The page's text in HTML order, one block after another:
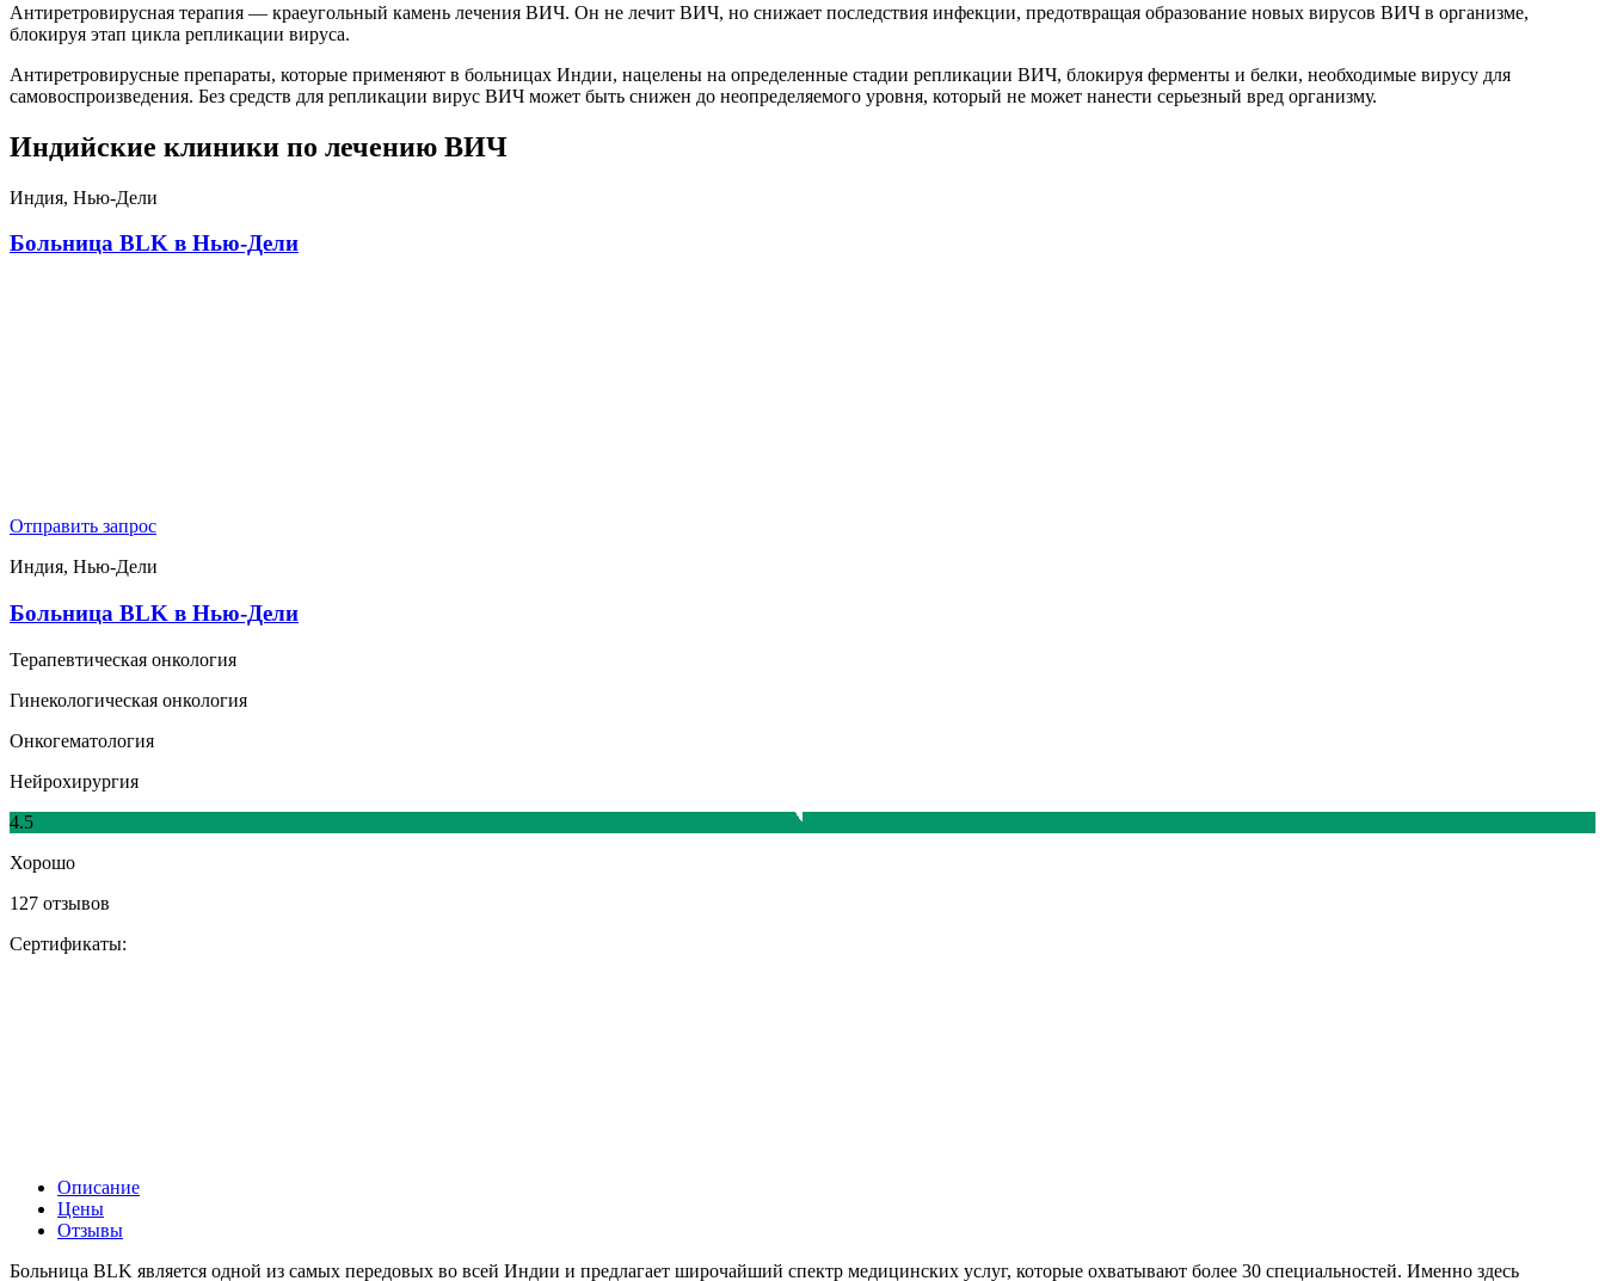
Антиретровирусная терапия — краеугольный камень лечения ВИЧ. Он не лечит ВИЧ, но снижает последствия инфекции, предотвращая образование новых вирусов ВИЧ в организме,
блокируя этап цикла репликации вируса.
Антиретровирусные препараты, которые применяют в больницах Индии, нацелены на определенные стадии репликации ВИЧ, блокируя ферменты и белки, необходимые вирусу для
самовоспроизведения. Без средств для репликации вирус ВИЧ может быть снижен до неопределяемого уровня, который не может нанести серьезный вред организму.
Индийские клиники по лечению ВИЧ
Индия, Нью-Дели
Больница BLK в Нью-Дели
Отправить запрос
Индия, Нью-Дели
Больница BLK в Нью-Дели
Терапевтическая онкология
Гинекологическая онкология
Онкогематология
Нейрохирургия
4.5
Хорошо
127 отзывов
Сертификаты:
Описание
Цены
Отзывы
Больница BLK является одной из самых передовых во всей Индии и предлагает широчайший спектр медицинских услуг, которые охватывают более 30 специальностей. Именно здесь